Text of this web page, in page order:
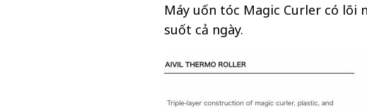
Máy uốn tóc Magic Curler có
suốt cả ngày.